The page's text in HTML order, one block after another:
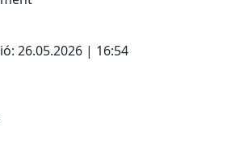
26.05.2026 | 16:54